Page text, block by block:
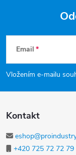
Zápätie
Email
Vložením e-mailu
Kontakt
+420 725 72 72 79